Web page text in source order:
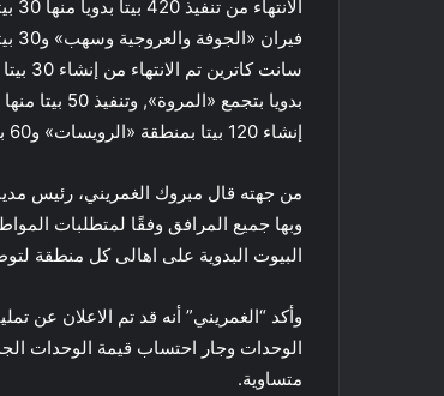
إنشاء 120 بيتا بمنطقة «الرويسات» و60 بقرية الوادى .
وبها جميع المرافق وفقًا لمتطلبات
البيوت البدوية على اهالى كل منطقة
وأكد “الغمريني” أنه قد تم الاعلان عن
متساوية.